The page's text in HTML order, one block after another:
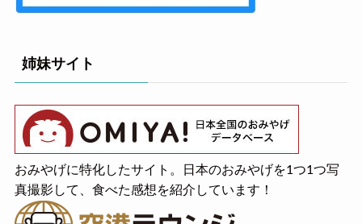
姉妹サイト
おみやげに特化したサイト。日本のおみやげを1つ1つ写
真撮影して、食べた感想を紹介しています！